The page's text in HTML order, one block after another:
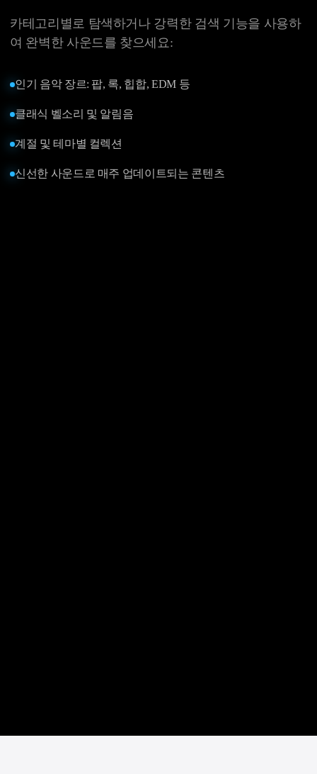
카테고리별로 탐색하거나 강력한 검색 기능을 사용하
여 완벽한 사운드를 찾으세요:
인기 음악 장르: 팝, 록, 힙합, EDM 등
클래식 벨소리 및 알림음
계절 및 테마별 컬렉션
신선한 사운드로 매주 업데이트되는 콘텐츠